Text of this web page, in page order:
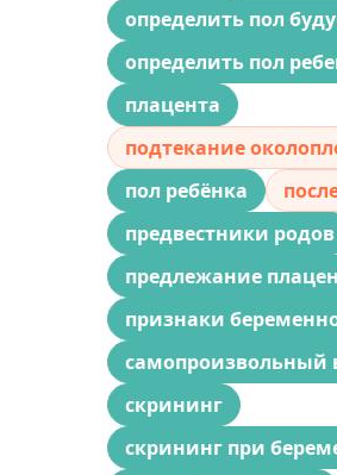
определить пол
определить пол
плацента
подтекание
пол ребёнка
предвестники родов
предлежание
признаки
скрининг
скрининг при